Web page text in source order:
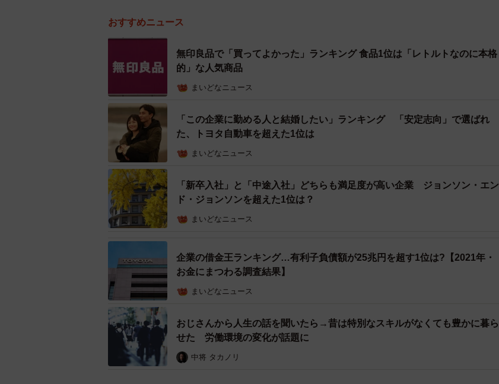
おすすめニュース
無印良品で「買ってよかった」ランキング 食品1位は「レトルトなのに本格
的」な人気商品
まいどなニュース
「この企業に勤める人と結婚したい」ランキング 「安定志向」で選ばれ
た、トヨタ自動車を超えた1位は
まいどなニュース
「新卒入社」と「中途入社」どちらも満足度が高い企業 ジョンソン・エン
ド・ジョンソンを超えた1位は？
まいどなニュース
企業の借金王ランキング…有利子負債額が25兆円を超す1位は?【2021年・
お金にまつわる調査結果】
まいどなニュース
おじさんから人生の話を聞いたら→昔は特別なスキルがなくても豊かに暮ら
せた 労働環境の変化が話題に
中将 タカノリ